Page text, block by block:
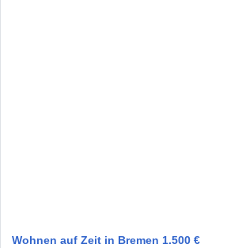
Wohnen auf Zeit in Bremen 1.500 €